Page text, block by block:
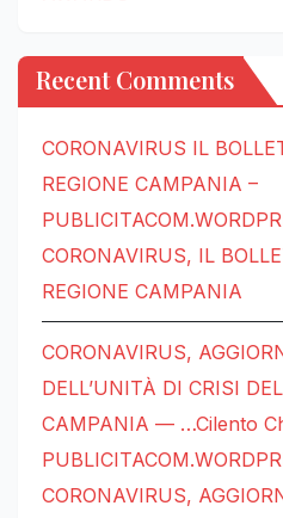
Recent Comments
CORONAVIRUS IL
REGIONE CAMPANIA –
CORONAVIRUS, IL
REGIONE CAMPANIA
CORONAVIRUS,
DELL’UNITÀ DI CRISI
CAMPANIA — …Cilento
CORONAVIRUS,